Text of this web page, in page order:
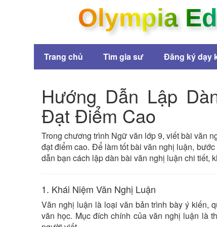
Olympia
Trang chủ Tìm gia sư Đăng ký dạy
Hướng Dẫn Lập
Đạt Điểm Cao
Trong chương trình Ngữ văn lớp 9, viết bài văn
đạt điểm cao. Để làm tốt bài văn nghị luận,
dẫn bạn cách lập dàn bài văn nghị luận chi tiết,
1. Khái Niệm Văn Nghị Luận
Văn nghị luận là loại văn bản trình bày ý kiến,
văn học. Mục đích chính của văn nghị luận là